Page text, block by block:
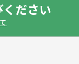
ださい